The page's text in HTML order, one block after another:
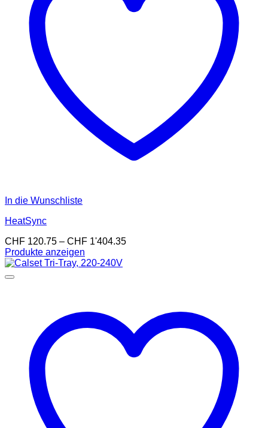
In die Wunschliste
HeatSync
CHF 120.75 – CHF 1'404.35Preisspanne:
Produkte anzeigen